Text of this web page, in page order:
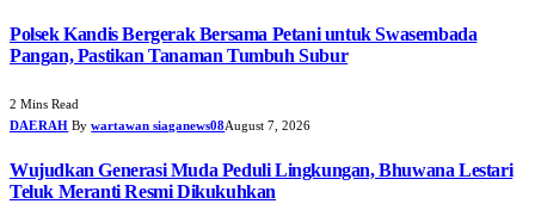
Polsek Kandis Bergerak Bersama Petani untuk Swasembada
Pangan, Pastikan Tanaman Tumbuh Subur
2 Mins Read
DAERAH By wartawan siaganews08August 7, 2026
Wujudkan Generasi Muda Peduli Lingkungan, Bhuwana Lestari
Teluk Meranti Resmi Dikukuhkan